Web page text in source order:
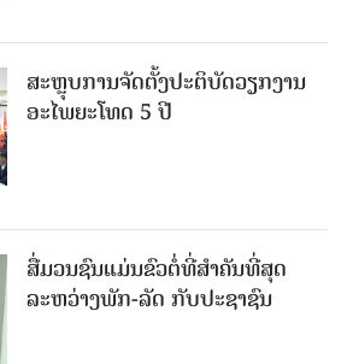
ສະຫຼຸບການຈັດຕັ້ງປະຕິບັດວຽກງານ
ອະໄພຍະໂທດ 5 ປີ
ສື່ມວນຊົນແມ່ນຂົວຕໍ່ທີ່ສໍາຄັນທີ່ສຸດ
ລະຫວ່າງພັກ-ລັດ ກັບປະຊາຊົນ